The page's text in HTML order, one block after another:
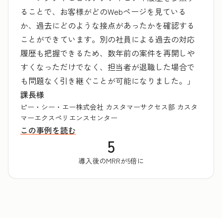
ることで、お客様がどのWebページを見ている
か、過去にどのような接点があったかを確認する
ことができています。別の社員による過去の対応
履歴も把握できるため、数年前の案件を再開しや
すくなっただけでなく、担当者が退職した場合で
も問題なく引き継ぐことが可能になりました。」
課長様
ピー・シー・エー株式会社 カスタマーサクセス部 カスタ
マーエクスペリエンスセンター
この事例を読む
5
導入後のMRRが5倍に